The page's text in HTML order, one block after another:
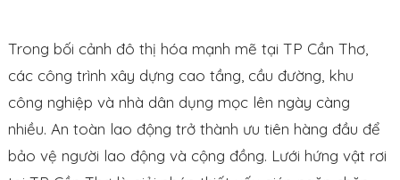
Trong bối cảnh đô thị hóa mạnh mẽ tại TP Cần Thơ,
các công trình xây dựng cao tầng, cầu đường, khu
công nghiệp và nhà dân dụng mọc lên ngày càng
nhiều. An toàn lao động trở thành ưu tiên hàng đầu để
bảo vệ người lao động và cộng đồng. Lưới hứng vật rơi